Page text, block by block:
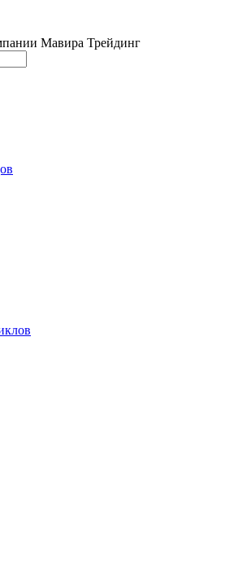
Мавира Трейдинг